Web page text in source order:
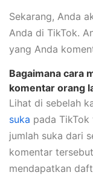
Sekarang, Anda
Anda di TikTok.
yang Anda
Bagaimana cara
komentar orang
Lihat di sebelah
suka pada
jumlah suka dari
komentar
mendapatkan